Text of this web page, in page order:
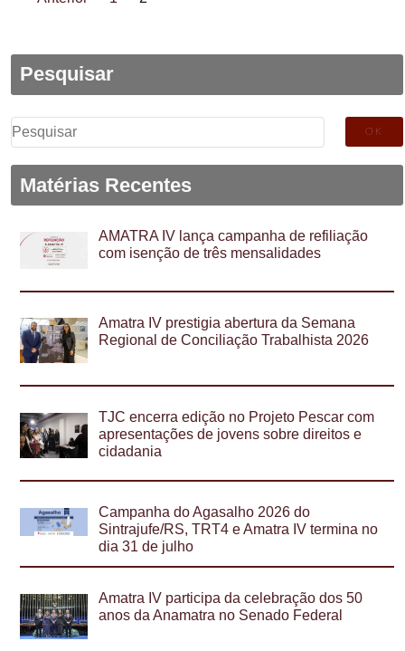
Pesquisar
Pesquisar
por:
Matérias Recentes
AMATRA IV lança campanha de refiliação
com isenção de três mensalidades
Amatra IV prestigia abertura da Semana
Regional de Conciliação Trabalhista 2026
TJC encerra edição no Projeto Pescar com
apresentações de jovens sobre direitos e
cidadania
Campanha do Agasalho 2026 do
Sintrajufe/RS, TRT4 e Amatra IV termina no
dia 31 de julho
Amatra IV participa da celebração dos 50
anos da Anamatra no Senado Federal